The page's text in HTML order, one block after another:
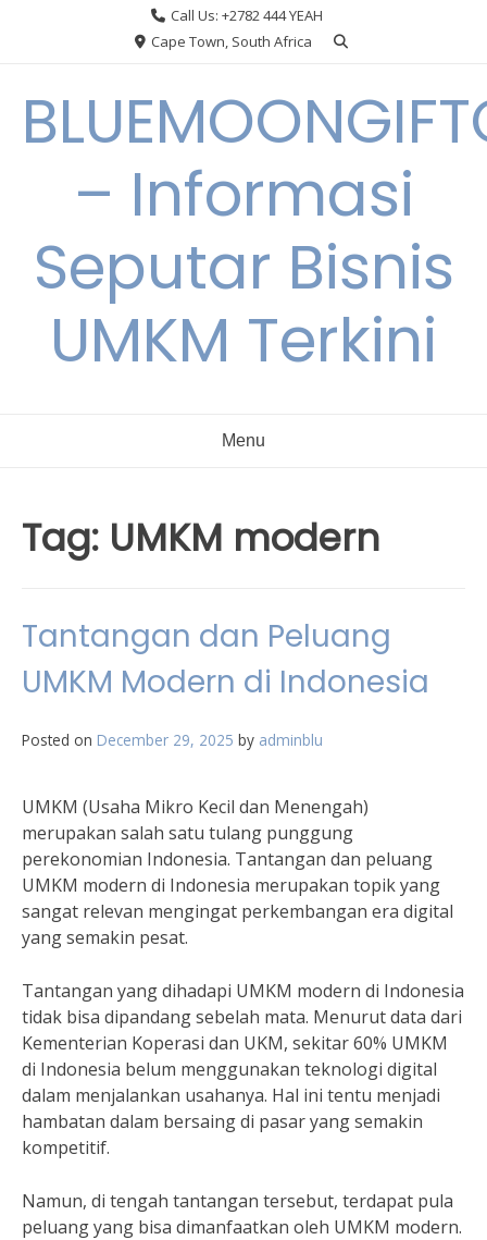
Call Us: +2782 444 YEAH
Cape Town, South Africa
– Informasi
Seputar Bisnis
UMKM Terkini
Menu
Tag: UMKM modern
Tantangan dan Peluang
UMKM Modern di Indonesia
Posted on December 29, 2025 by adminblu
UMKM (Usaha Mikro Kecil dan Menengah)
merupakan salah satu tulang punggung
perekonomian Indonesia. Tantangan dan peluang
UMKM modern di Indonesia merupakan topik yang
sangat relevan mengingat perkembangan era digital
yang semakin pesat.
Tantangan yang dihadapi UMKM modern di Indonesia
tidak bisa dipandang sebelah mata. Menurut data dari
Kementerian Koperasi dan UKM, sekitar 60% UMKM
di Indonesia belum menggunakan teknologi digital
dalam menjalankan usahanya. Hal ini tentu menjadi
hambatan dalam bersaing di pasar yang semakin
kompetitif.
Namun, di tengah tantangan tersebut, terdapat pula
peluang yang bisa dimanfaatkan oleh UMKM modern.